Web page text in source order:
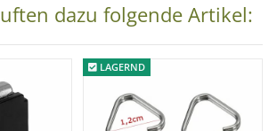
dazu folgende Artikel:
LAGERND